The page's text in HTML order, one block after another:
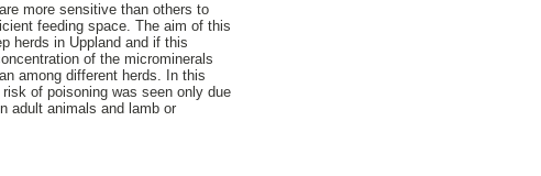
more sensitive than others to
feeding space. The aim of this
herds in Uppland and if this
of the microminerals
among different herds. In this
of poisoning was seen only due
adult animals and lamb or